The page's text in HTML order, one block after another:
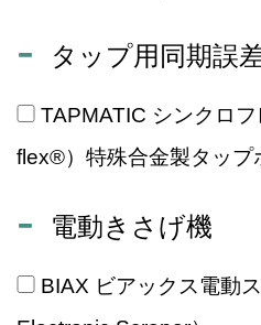
タップ用同期誤
TAPMATIC シンクロ
flex®）特殊合金製タップ
電動きさげ機
BIAX ビアックス電動